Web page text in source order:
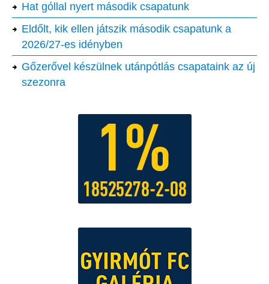
Hat góllal nyert második csapatunk
Eldőlt, kik ellen játszik második csapatunk a
2026/27-es idényben
Gőzerővel készülnek utánpótlás csapataink az új
szezonra